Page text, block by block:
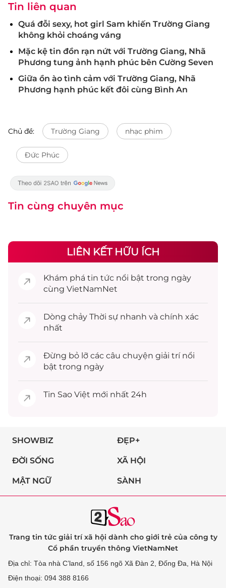
Tin liên quan
Quá đỗi sexy, hot girl Sam khiến Trường Giang
không khỏi choáng váng
Mặc kệ tin đồn rạn nứt với Trường Giang, Nhã
Phương tung ảnh hạnh phúc bên Cường Seven
Giữa ồn ào tình cảm với Trường Giang, Nhã
Phương hạnh phúc kết đôi cùng Bình An
Chủ đề: Trường Giang nhạc phim
Đức Phúc
Tin cùng chuyên mục
LIÊN KẾT HỮU ÍCH
Khám phá tin tức nổi bật trong ngày
cùng VietNamNet
Dòng chảy Thời sự nhanh và chính xác
nhất
Đừng bỏ lỡ các câu chuyện giải trínổi
bật trong ngày
Tin Sao Việt mới nhất 24h
SHOWBIZ ĐẸP+
ĐỜI SỐNG XÃ HỘI
MẬT NGỮ SÀNH
Trang tin tức giải trí xã hội dành cho giới trẻ của công ty
Cổ phần truyền thông VietNamNet
Địa chỉ: Tòa nhà C’land, số 156 ngõ Xã Đàn 2, Đống Đa, Hà Nội
Điện thoại: 094 388 8166